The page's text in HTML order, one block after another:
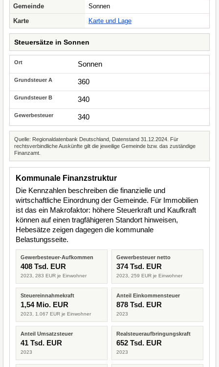
Gemeinde
Sonnen
Karte
Karte und Lage
Steuersätze in Sonnen
Sonnen
360
340
340
Quelle: Regionaldatenbank Deutschland, Datenstand 31.12.2024. Für
rechtsverbindliche Auskünfte gilt die jeweilige Gemeinde bzw. das zuständige
Finanzamt.
Kommunale Finanzstruktur
Die Kennzahlen beschreiben die finanzielle und
wirtschaftliche Einordnung der Gemeinde. Für Immobilien
ist das ein Makrofaktor: höhere Steuerkraft und Kaufkraft
können auf einen tragfähigeren Standort hinweisen,
Hebesätze zeigen dagegen die kommunale
Belastungsseite.
Gewerbesteuer-Aufkommen
408 Tsd. EUR
2023, 283 EUR je Einwohner
Gewerbesteuer netto
374 Tsd. EUR
2023, 259 EUR je Einwohner
Steuereinnahmekraft
1,54 Mio. EUR
2023, 1.067 EUR je Einwohner
Anteil Einkommensteuer
878 Tsd. EUR
2023
Anteil Umsatzsteuer
41 Tsd. EUR
2023
Realsteueraufbringungskraft
652 Tsd. EUR
2023